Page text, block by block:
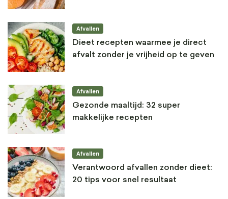
Afvallen
Dieet recepten waarmee je direct
afvalt zonder je vrijheid op te geven
Afvallen
Gezonde maaltijd: 32 super
makkelijke recepten
Afvallen
Verantwoord afvallen zonder dieet:
20 tips voor snel resultaat